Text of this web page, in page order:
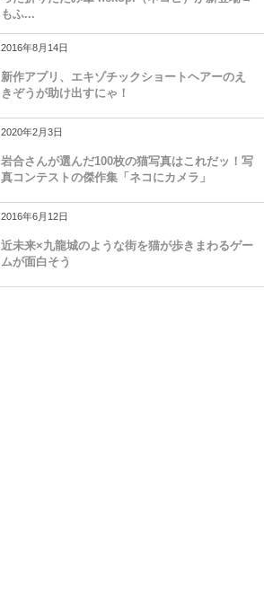
もふ...
2016年8月14日
新作アプリ、エキゾチックショートヘアーのえ
きぞうが助け出すにゃ！
2020年2月3日
岩合さんが選んだ100枚の猫写真はこれだッ！写
真コンテストの傑作集「ネコにカメラ」
2016年6月12日
近未来×九龍城のような街を猫が歩きまわるゲー
ムが面白そう